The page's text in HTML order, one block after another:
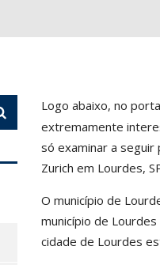
Logo abaixo, no
extremamente
só examinar a seguir
Zurich em Lourdes,
O município de
município de
cidade de Lourdes